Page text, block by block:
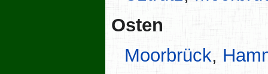
Osten
Moorbrück,